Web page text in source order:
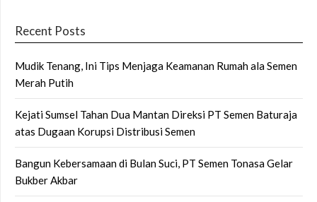
Recent Posts
Mudik Tenang, Ini Tips Menjaga Keamanan Rumah ala Semen
Merah Putih
Kejati Sumsel Tahan Dua Mantan Direksi PT Semen Baturaja
atas Dugaan Korupsi Distribusi Semen
Bangun Kebersamaan di Bulan Suci, PT Semen Tonasa Gelar
Bukber Akbar